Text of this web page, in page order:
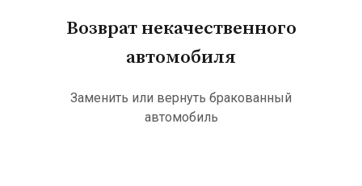
Возврат некачественного
автомобиля
Заменить или вернуть бракованный
автомобиль